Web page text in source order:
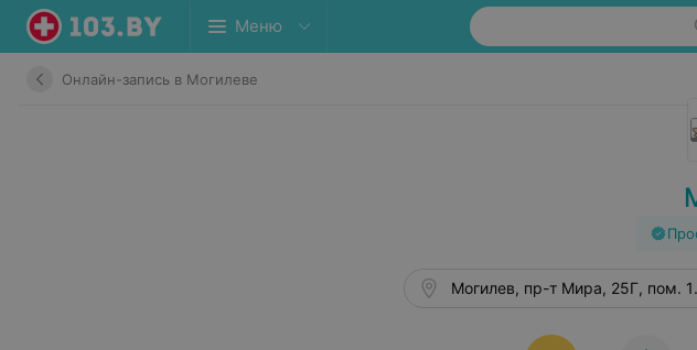
Меню
Онлайн-запись в Могилеве
Могилев, пр-т Мира, 25Г, пом.